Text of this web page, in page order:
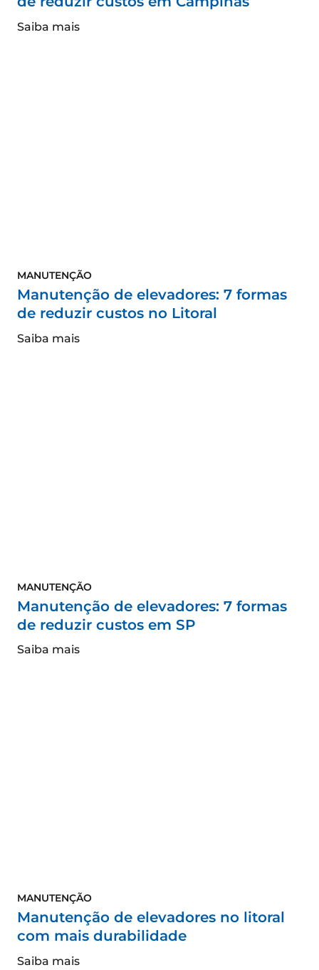
Saiba mais
MANUTENÇÃO
Manutenção de elevadores: 7 formas
de reduzir custos no Litoral
Saiba mais
MANUTENÇÃO
Manutenção de elevadores: 7 formas
de reduzir custos em SP
Saiba mais
MANUTENÇÃO
Manutenção de elevadores no litoral
com mais durabilidade
Saiba mais